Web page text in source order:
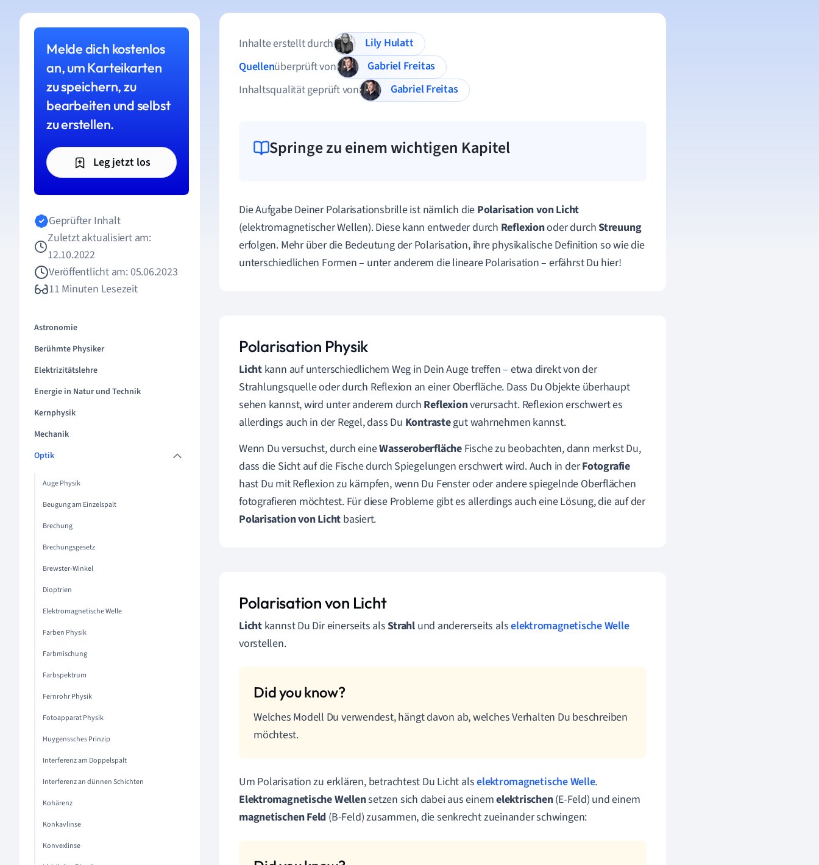
Melde dich kostenlos
an, um Karteikarten
zu speichern, zu
bearbeiten und selbst
zu erstellen.
Leg jetzt los
Geprüfter Inhalt
Zuletzt aktualisiert am:
12.10.2022
Veröffentlicht am: 05.06.2023
11 Minuten Lesezeit
Astronomie
Berühmte Physiker
Elektrizitätslehre
Energie in Natur und Technik
Kernphysik
Mechanik
Optik
Auge Physik
Beugung am Einzelspalt
Brechung
Brechungsgesetz
Brewster-Winkel
Dioptrien
Elektromagnetische Welle
Farben Physik
Farbmischung
Farbspektrum
Fernrohr Physik
Fotoapparat Physik
Huygenssches Prinzip
Interferenz am Doppelspalt
Interferenz an dünnen Schichten
Kohärenz
Konkavlinse
Konvexlinse
Inhalte erstellt durch
Lily Hulatt
Quellenüberprüft von
Gabriel Freitas
Inhaltsqualität geprüft von
Gabriel Freitas
Springe zu einem wichtigen Kapitel
Die Aufgabe Deiner Polarisationsbrille ist nämlich die Polarisation von Licht
(elektromagnetischer Wellen). Diese kann entweder durch Reflexionoder durchStreuung
erfolgen. Mehr über die Bedeutung der Polarisation, ihre physikalische Definition so wie die
unterschiedlichen Formen – unter anderem die lineare Polarisation – erfährst Du hier!
Polarisation Physik
Lichtkann auf unterschiedlichem Weg in Dein Auge treffen – etwa direkt von der
Strahlungsquelle oder durch Reflexion an einer Oberfläche. Dass Du Objekte überhaupt
sehen kannst, wird unter anderem durch Reflexionverursacht. Reflexion erschwert es
allerdings auch in der Regel, dass Du Kontrastegut wahrnehmen kannst.
Wenn Du versuchst, durch eineWasseroberfläche Fische zu beobachten, dann merkst Du,
dass die Sicht auf die Fische durch Spiegelungen erschwert wird. Auch in derFotografie
hast Du mit Reflexion zu kämpfen, wenn Du Fenster oder andere spiegelnde Oberflächen
fotografieren möchtest. Für diese Probleme gibt es allerdings auch eine Lösung, die auf der
Polarisationvon Licht basiert.
Polarisation von Licht
Lichtkannst Du Dir einerseits alsStrahl und andererseits alselektromagnetische Welle
vorstellen.
Welches Modell Du verwendest, hängt davon ab, welches Verhalten Du beschreiben
möchtest.
Um Polarisation zu erklären, betrachtest Du Licht alselektromagnetische Welle.
Elektromagnetische Wellensetzen sich dabei aus einemelektrischen(E-Feld) und einem
magnetischen Feld (B-Feld)zusammen, die senkrecht zueinander schwingen: